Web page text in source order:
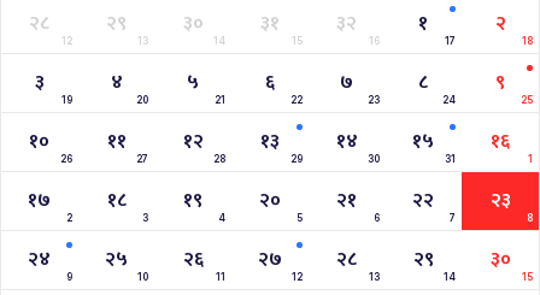
२८
12
२९
13
३०
14
३१
15
३२
16
१
17
२
18
३
19
४
20
५
21
६
22
७
23
८
24
९
25
१०
26
११
27
१२
28
१३
29
१४
30
१५
31
१६
1
१७
2
१८
3
१९
4
२०
5
२१
6
२२
7
२३
8
२४
9
२५
10
२६
11
२७
12
२८
13
२९
14
३०
15